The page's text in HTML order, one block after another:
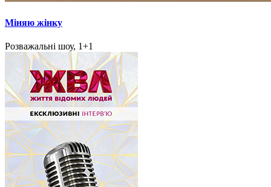
Міняю жінку
Розважальні шоу, 1+1